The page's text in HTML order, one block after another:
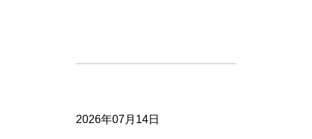
2026年07月14日